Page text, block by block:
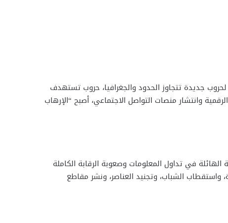
جديدة تتجاوز الحدود والجغرافيا، حروب تستهدف
وانتشار منصات التواصل الاجتماعي، أصبح “الإرهاب
في تداول المعلومات وصعوبة الرقابة الكاملة
واستقطاب الشباب، وتجنيد العناصر، ونشر مقاطع